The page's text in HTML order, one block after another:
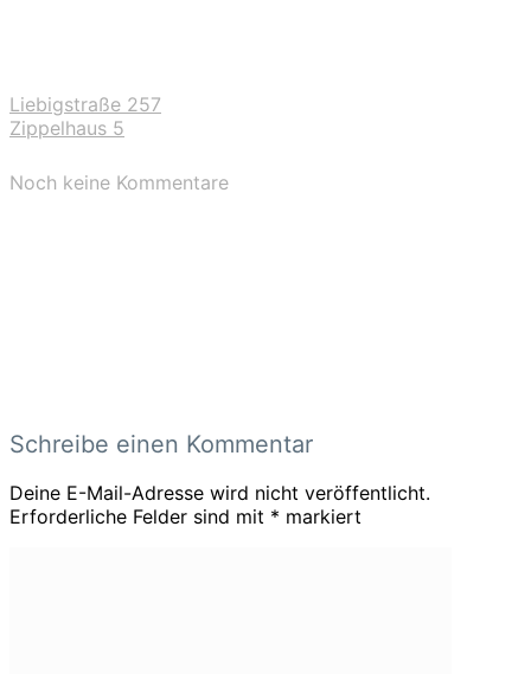
Liebigstraße 257
Zippelhaus 5
Noch keine Kommentare
Schreibe einen Kommentar
Deine E-Mail-Adresse wird nicht veröffentlicht.
Erforderliche Felder sind mit * markiert